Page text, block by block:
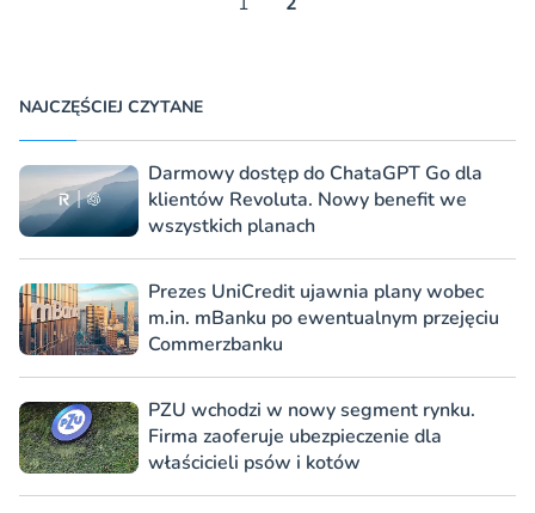
NAJCZĘŚCIEJ CZYTANE
Darmowy dostęp do ChataGPT Go dla
klientów Revoluta. Nowy benefit we
wszystkich planach
Prezes UniCredit ujawnia plany wobec
m.in. mBanku po ewentualnym przejęciu
Commerzbanku
PZU wchodzi w nowy segment rynku.
Firma zaoferuje ubezpieczenie dla
właścicieli psów i kotów